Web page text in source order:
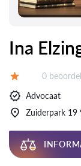
Ina
0
Advocaat
Zuiderpark 19